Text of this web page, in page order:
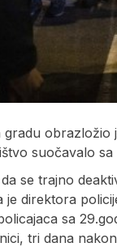
obrazložio
suočavalo
se trajno
je direktora
sa
tri dana